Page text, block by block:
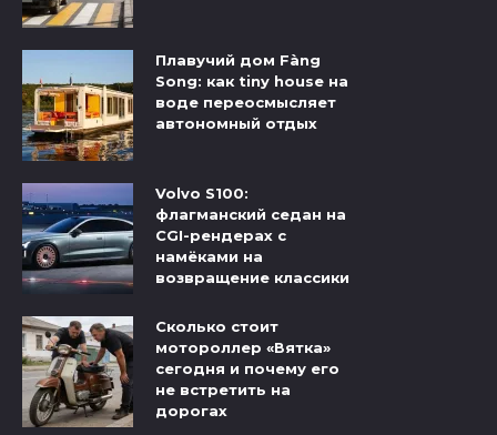
Плавучий дом Fàng
Song: как tiny house на
воде переосмысляет
автономный отдых
Volvo S100:
флагманский седан на
CGI-рендерах с
намёками на
возвращение классики
Сколько стоит
мотороллер «Вятка»
сегодня и почему его
не встретить на
дорогах